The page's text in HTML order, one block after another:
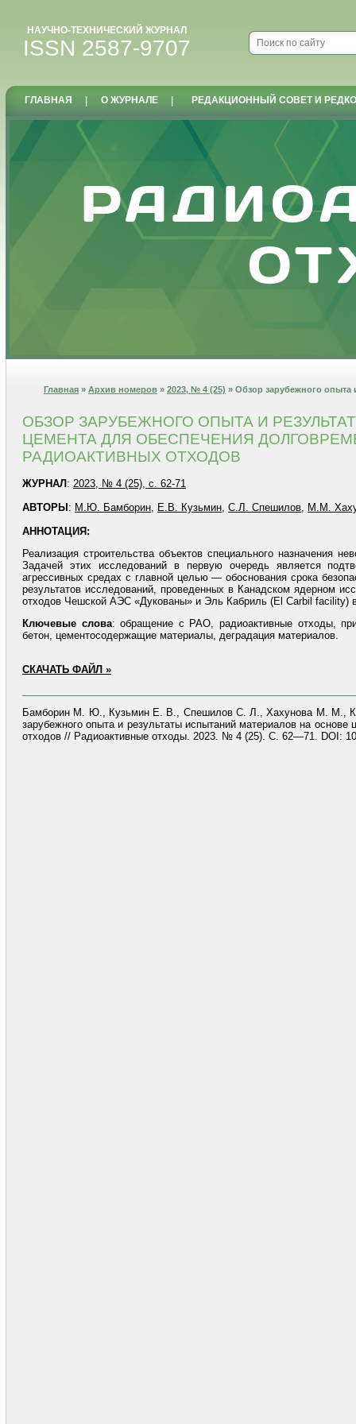
НАУЧНО-ТЕХНИЧЕСКИЙ ЖУРНАЛ
ISSN 2587-9707
ГЛАВНАЯ О ЖУРНАЛЕ РЕДАКЦИОННЫЙ СОВЕТ И
Главная » Архив номеров » 2023, № 4 (25) » Обзор зарубежного опыта
ОБЗОР ЗАРУБЕЖНОГО ОПЫТА И
ЦЕМЕНТА ДЛЯ ОБЕСПЕЧЕНИЯ
РАДИОАКТИВНЫХ ОТХОДОВ
ЖУРНАЛ : 2023, № 4 (25), с. 62-71
АВТОРЫ : М.Ю. Бамборин, Е.В. Кузьмин, С.Л. Спешилов, М.М.
АННОТАЦИЯ:
Реализация строительства объектов специального назначения
Задачей этих исследований в первую очередь является
агрессивных средах с главной целью — обоснования срока
результатов исследований, проведенных в Канадском ядерном
отходов Чешской АЭС «Дукованы» и Эль Кабриль (Еl Carbil facility)
Ключевые слова: обращение с РАО, радиоактивные отходы,
бетон, цементосодержащие материалы, деградация материалов.
СКАЧАТЬ ФАЙЛ »
Бамборин М. Ю., Кузьмин Е. В., Спешилов С. Л., Хахунова М. М.,
зарубежного опыта и результаты испытаний материалов на
отходов // Радиоактивные отходы. 2023. № 4 (25). С. 62—71. DOI: